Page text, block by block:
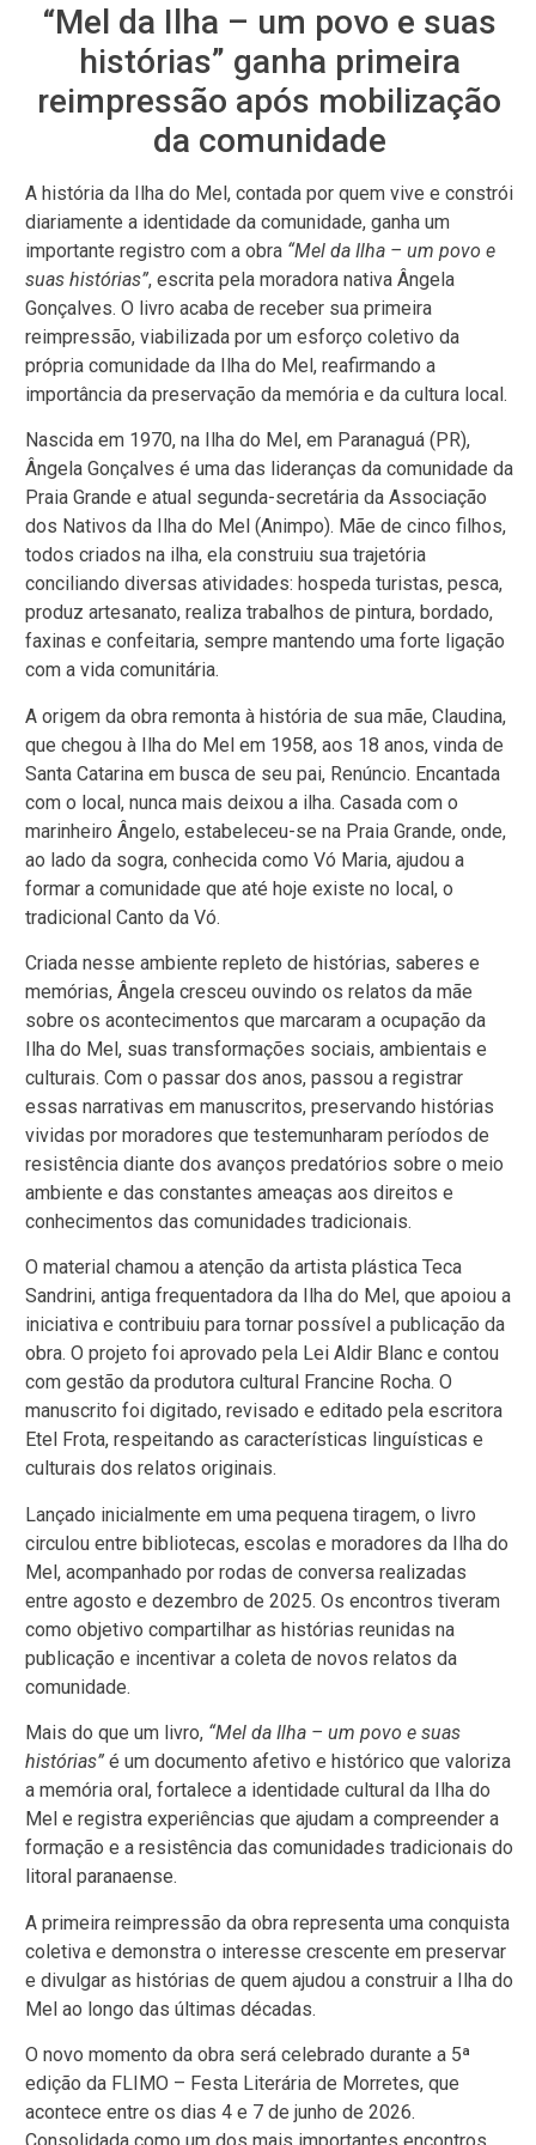
“Mel da Ilha – um povo e suas
histórias” ganha primeira
reimpressão após mobilização
da comunidade
A história da Ilha do Mel, contada por quem vive e constrói
diariamente a identidade da comunidade, ganha um
importante registro com a obra “Mel da Ilha – um povo e
suas histórias”, escrita pela moradora nativa Ângela
Gonçalves. O livro acaba de receber sua primeira
reimpressão, viabilizada por um esforço coletivo da
própria comunidade da Ilha do Mel, reafirmando a
importância da preservação da memória e da cultura local.
Nascida em 1970, na Ilha do Mel, em Paranaguá (PR),
Ângela Gonçalves é uma das lideranças da comunidade da
Praia Grande e atual segunda-secretária da Associação
dos Nativos da Ilha do Mel (Animpo). Mãe de cinco filhos,
todos criados na ilha, ela construiu sua trajetória
conciliando diversas atividades: hospeda turistas, pesca,
produz artesanato, realiza trabalhos de pintura, bordado,
faxinas e confeitaria, sempre mantendo uma forte ligação
com a vida comunitária.
A origem da obra remonta à história de sua mãe, Claudina,
que chegou à Ilha do Mel em 1958, aos 18 anos, vinda de
Santa Catarina em busca de seu pai, Renúncio. Encantada
com o local, nunca mais deixou a ilha. Casada com o
marinheiro Ângelo, estabeleceu-se na Praia Grande, onde,
ao lado da sogra, conhecida como Vó Maria, ajudou a
formar a comunidade que até hoje existe no local, o
tradicional Canto da Vó.
Criada nesse ambiente repleto de histórias, saberes e
memórias, Ângela cresceu ouvindo os relatos da mãe
sobre os acontecimentos que marcaram a ocupação da
Ilha do Mel, suas transformações sociais, ambientais e
culturais. Com o passar dos anos, passou a registrar
essas narrativas em manuscritos, preservando histórias
vividas por moradores que testemunharam períodos de
resistência diante dos avanços predatórios sobre o meio
ambiente e das constantes ameaças aos direitos e
conhecimentos das comunidades tradicionais.
O material chamou a atenção da artista plástica Teca
Sandrini, antiga frequentadora da Ilha do Mel, que apoiou a
iniciativa e contribuiu para tornar possível a publicação da
obra. O projeto foi aprovado pela Lei Aldir Blanc e contou
com gestão da produtora cultural Francine Rocha. O
manuscrito foi digitado, revisado e editado pela escritora
Etel Frota, respeitando as características linguísticas e
culturais dos relatos originais.
Lançado inicialmente em uma pequena tiragem, o livro
circulou entre bibliotecas, escolas e moradores da Ilha do
Mel, acompanhado por rodas de conversa realizadas
entre agosto e dezembro de 2025. Os encontros tiveram
como objetivo compartilhar as histórias reunidas na
publicação e incentivar a coleta de novos relatos da
comunidade.
Mais do que um livro, “Mel da Ilha – um povo e suas
histórias” é um documento afetivo e histórico que valoriza
a memória oral, fortalece a identidade cultural da Ilha do
Mel e registra experiências que ajudam a compreender a
formação e a resistência das comunidades tradicionais do
litoral paranaense.
A primeira reimpressão da obra representa uma conquista
coletiva e demonstra o interesse crescente em preservar
e divulgar as histórias de quem ajudou a construir a Ilha do
Mel ao longo das últimas décadas.
O novo momento da obra será celebrado durante a 5ª
edição da FLIMO – Festa Literária de Morretes, que
acontece entre os dias 4 e 7 de junho de 2026.